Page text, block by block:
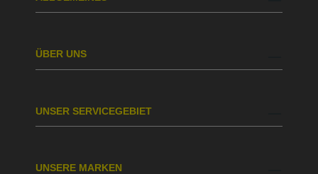
ÜBER UNS
UNSER SERVICEGEBIET
UNSERE MARKEN